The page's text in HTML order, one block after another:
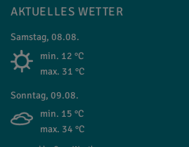
AKTUELLES WETTER
Samstag, 08.08.
min. 12 °C
max. 31 °C
Sonntag, 09.08.
min. 15 °C
max. 34 °C